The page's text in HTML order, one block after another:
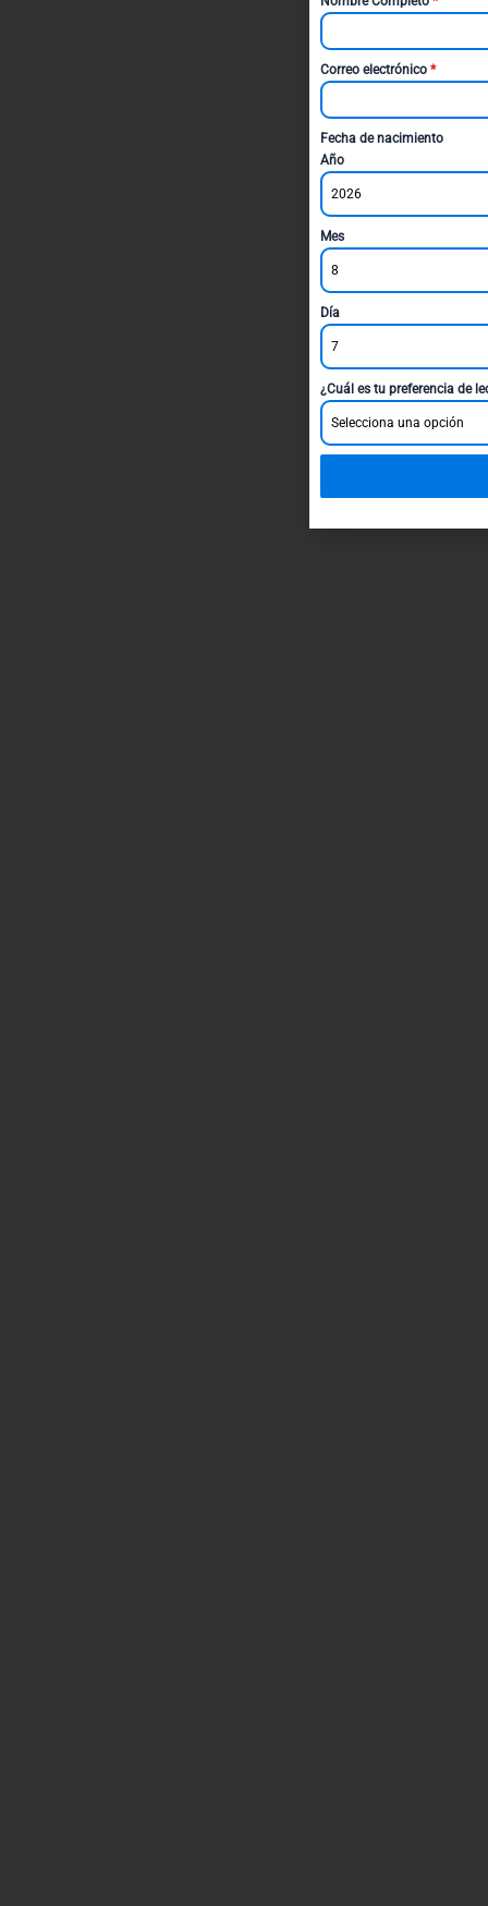
Correo electrónico *
Fecha de nacimiento
Año
2026
Mes
8
Día
7
¿Cuál es tu preferencia de
Selecciona una opción